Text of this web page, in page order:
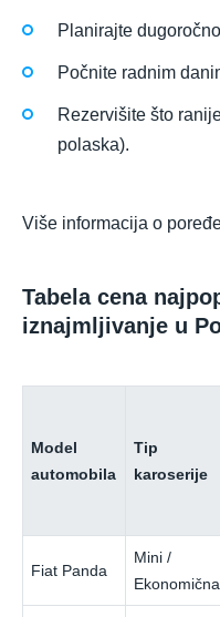
Planirajte
Počnite radnim
Rezervišite što
polaska).
Više informacija o
Tabela cena
iznajmljivanje u
Model
automobila
Tip
karoserije
Fiat Panda
Mini /
Ekonomična